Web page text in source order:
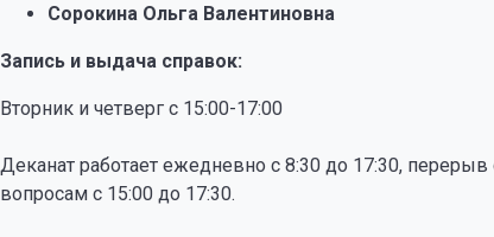
Сорокина Ольга Валентиновна
Запись и выдача справок:
Вторник и четверг с 15:00-17:00
Деканат работает ежедневно с 8:30 до 17:30,
вопросам с 15:00 до 17:30.